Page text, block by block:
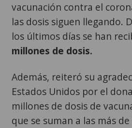
vacunación contra el
las dosis siguen llegando.
los últimos días se han
millones de dosis.
Además, reiteró su
Estados Unidos por el
millones de dosis de
que se suman a las más